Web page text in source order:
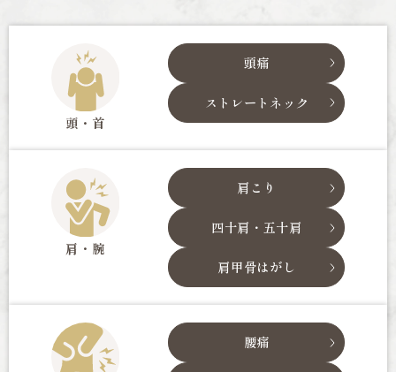
頭・首
頭痛
ストレートネック
肩・腕
肩こり
四十肩・五十肩
肩甲骨はがし
腰痛